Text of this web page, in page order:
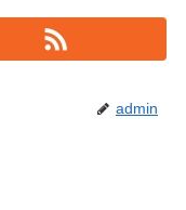
admin